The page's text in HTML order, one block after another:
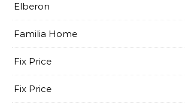
Elberon
Familia Home
Fix Price
Fix Price